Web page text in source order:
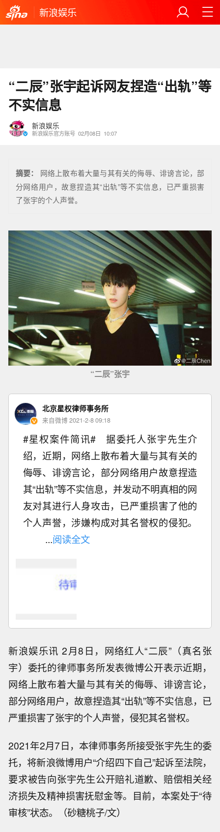
新浪娱乐
“二辰”张宇起诉网友捏造“出轨”等
不实信息
新浪娱乐
新浪娱乐官方账号 02月08日 10:07
摘要：
网络上散布着大量与其有关的侮辱、诽谤言论，部
分网络用户，故意捏造其“出轨”等不实信息，已严重损害
了张宇的个人声誉。
“二辰”张宇
北京星权律师事务所
来自微博 2021-2-8 09:18
#星权案件简讯# 据委托人张宇先生介
绍，近期，网络上散布着大量与其有关的
侮辱、诽谤言论，部分网络用户故意捏造
其“出轨”等不实信息，并发动不明真相的网
友对其进行人身攻击，已严重损害了他的
个人声誉，涉嫌构成对其名誉权的侵犯。
...阅读全文
新浪娱乐讯 2月8日，网络红人“二辰”（真名张
宇）委托的律师事务所发表微博公开表示近期，
网络上散布着大量与其有关的侮辱、诽谤言论，
部分网络用户，故意捏造其“出轨”等不实信息，已
严重损害了张宇的个人声誉，侵犯其名誉权。
2021年2月7日，本律师事务所接受张宇先生的委
托，将新浪微博用户“介绍四下自己”起诉至法院，
要求被告向张宇先生公开赔礼道歉、赔偿相关经
济损失及精神损害抚慰金等。目前，本案处于“待
审核”状态。（砂糖桃子/文）